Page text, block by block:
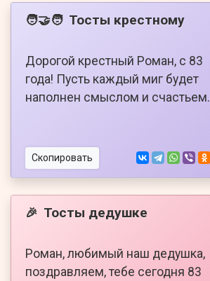
🧑‍🤝‍🧑 Тосты крестному
Дорогой крестный Роман, с 83
года! Пусть каждый миг будет
наполнен смыслом и счастьем.
Скопировать
🎉 Тосты дедушке
Роман, любимый наш дедушка,
поздравляем, тебе сегодня 83